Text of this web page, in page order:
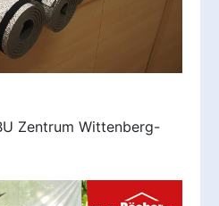
Zentrum Wittenberg-